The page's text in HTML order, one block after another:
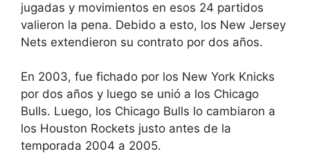
jugadas y movimientos en esos 24 partidos
valieron la pena. Debido a esto, los New Jersey
Nets extendieron su contrato por dos años.
En 2003, fue fichado por los New York Knicks
por dos años y luego se unió a los Chicago
Bulls. Luego, los Chicago Bulls lo cambiaron a
los Houston Rockets justo antes de la
temporada 2004 a 2005.